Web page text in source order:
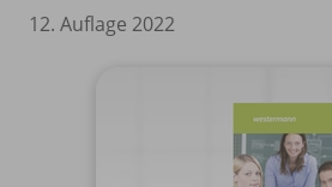
12. Auflage 2022